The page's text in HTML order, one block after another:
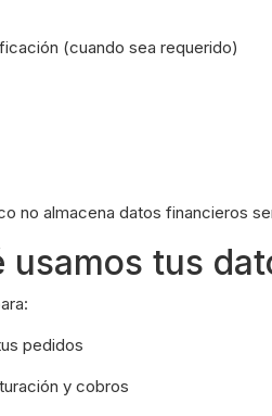
(cuando sea requerido)
no almacena datos financieros
usamos tus
pedidos
y cobros